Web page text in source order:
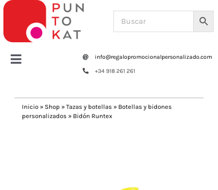
Saltar
contenido
Toggle
Tazas y botellas
info@regalopromocionalpersonalizado.com
+34 918 261 261
Inicio » Shop » Tazas y botellas » Botellas y bidones
personalizados » Bidón Runtex